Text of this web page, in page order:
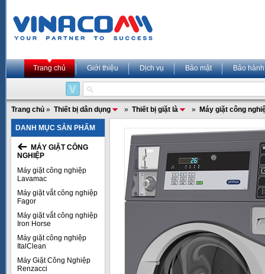
Trang chủ Giới thiệu Dịch vụ Bảo mật Bảo hành
Trang chủ » Thiết bị dân dụng » Thiết bị giặt là » Máy giặt công
DANH MỤC SẢN PHẨM
MÁY GIẶT CÔNG
NGHIỆP
Máy giặt công nghiệp
Lavamac
Máy giặt vắt công nghiệp
Fagor
Máy giặt vắt công nghiệp
Iron Horse
Máy giặt công nghiệp
ItalClean
Máy Giặt Công Nghiệp
Renzacci